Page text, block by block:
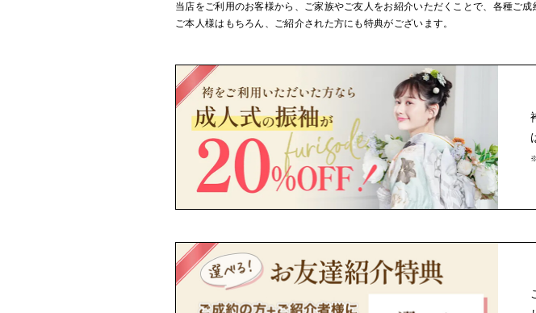
当店をご利用のお客様から、ご家族やご友人をお紹介いただくことで、各種ご成
ご本人様はもちろん、ご紹介された方にも特典がございます。